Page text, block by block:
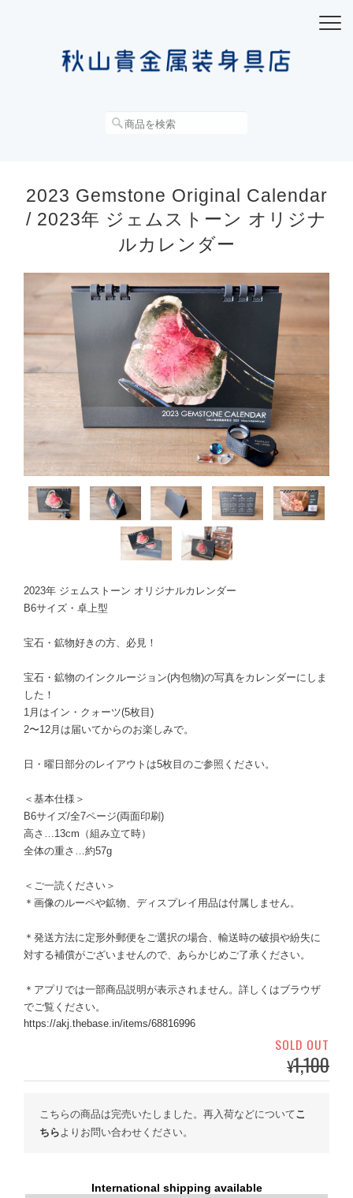
2023 Gemstone Original Calendar
/ 2023年 ジェムストーン オリジナ
ルカレンダー
2023年 ジェムストーン オリジナルカレンダー
B6サイズ・卓上型
宝石・鉱物好きの方、必見！
宝石・鉱物のインクルージョン(内包物)の写真をカレンダーにしま
した！
1月はイン・クォーツ(5枚目)
2〜12月は届いてからのお楽しみで。
日・曜日部分のレイアウトは5枚目のご参照ください。
＜基本仕様＞
B6サイズ/全7ページ(両面印刷)
高さ…13cm（組み立て時）
全体の重さ…約57g
＜ご一読ください＞
＊画像のルーペや鉱物、ディスプレイ用品は付属しません。
＊発送方法に定形外郵便をご選択の場合、輸送時の破損や紛失に
対する補償がございませんので、あらかじめご了承ください。
＊アプリでは一部商品説明が表示されません。詳しくはブラウザ
でご覧ください。
https://akj.thebase.in/items/68816996
SOLD OUT
¥1,100
こちらの商品は完売いたしました。再入荷などについてこ
ちら よりお問い合わせください。
International shipping available